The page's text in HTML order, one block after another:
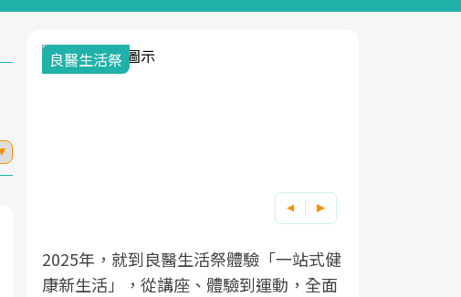
我與健康韌性的距離
良醫健康網從「換季的身體變化」出發，
透過醫學觀點與日常感受的對話，建立對